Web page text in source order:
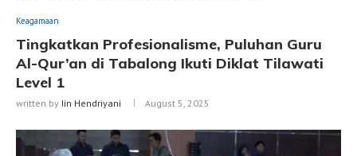
Keagamaan
Tingkatkan Profesionalisme, Puluhan Guru
Al-Qur’an di Tabalong Ikuti Diklat Tilawati
Level 1
written by Iin Hendriyani August 5, 2025